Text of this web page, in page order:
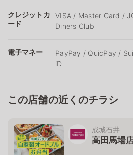
クレジットカ
ード
VISA / Master Card /
Diners Club
電子マネー
PayPay / QuicPay /
iD
この店舗の近くのチラシ
成城石井
高田馬場